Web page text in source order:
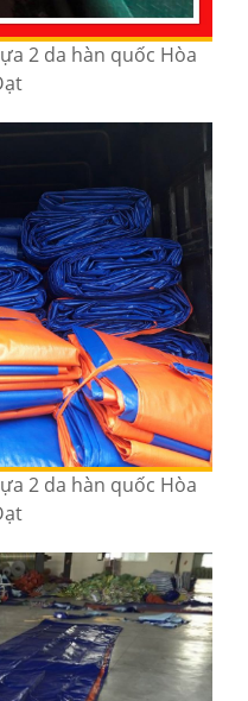
2 da hàn quốc Hòa
2 da hàn quốc Hòa